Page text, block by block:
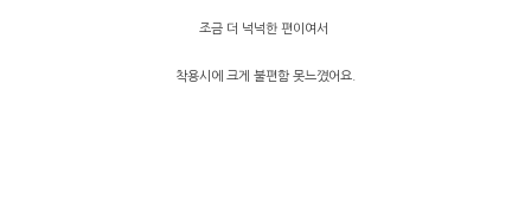
조금 더 넉넉한 편이여서
착용시에 크게 불편함 못느꼈어요.